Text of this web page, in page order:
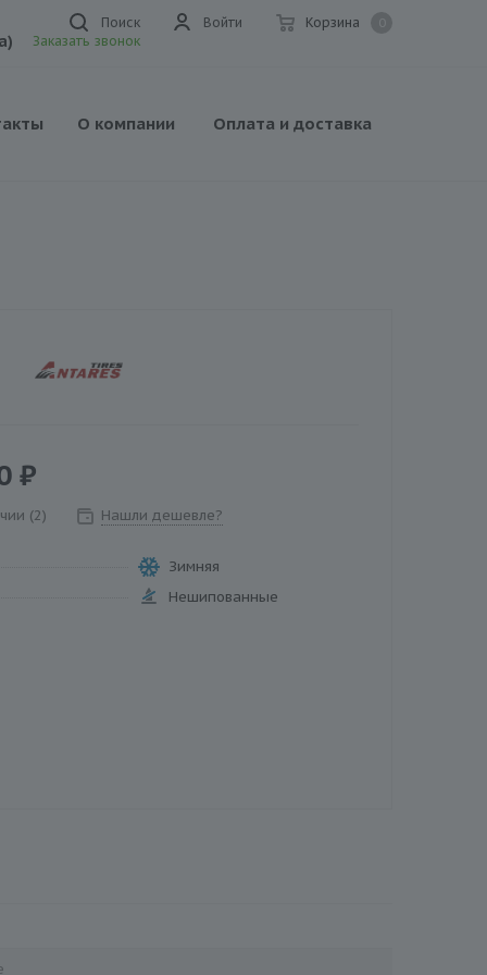
Корзина
Войти
Поиск
Заказать звонок
О компании Оплата и доставка
₽
(2) Нашли дешевле?
Зимняя
Нешипованные